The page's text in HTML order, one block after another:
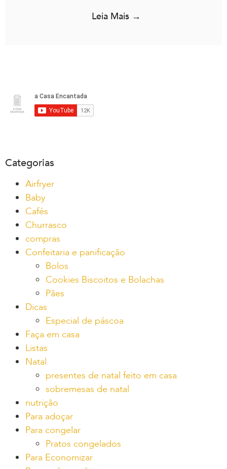
Leia Mais →
Categorias
Airfryer
Baby
Cafés
Churrasco
compras
Confeitaria e panificação
Bolos
Cookies Biscoitos e Bolachas
Pães
Dicas
Especial de páscoa
Faça em casa
Listas
Natal
presentes de natal feito em casa
sobremesas de natal
nutrição
Para adoçar
Para congelar
Pratos congelados
Para Economizar